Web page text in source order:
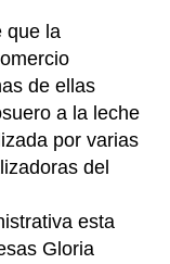
que la
de ellas
a la leche
por varias
del
esta
Gloria